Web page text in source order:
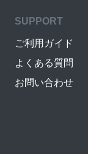
SUPPORT
ご利用ガイド
よくある質問
お問い合わせ